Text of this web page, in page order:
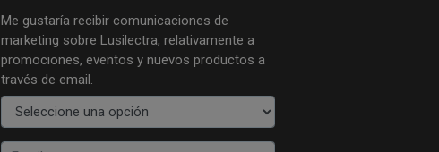
Me gustaría recibir comunicaciones de
marketing sobre Lusilectra, relativamente a
promociones, eventos y nuevos productos a
través de email.